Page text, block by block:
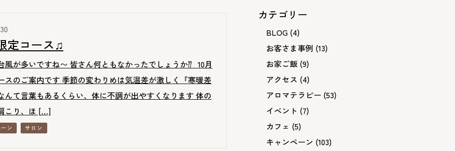
定コース♫
風が多いですね〜 皆さん何ともなかったでしょうか⁇ 10月
スのご案内です 季節の変わりめは気温差が激しく『寒暖差
んて言葉もあるくらい、体に不調が出やすくなります 体の
こり、ほ […]
ン サロン
カテゴリー
BLOG (4)
お客さま事例 (13)
お家ご飯 (9)
アクセス (4)
アロマテラピー (53)
イベント (7)
カフェ (5)
キャンペーン (103)